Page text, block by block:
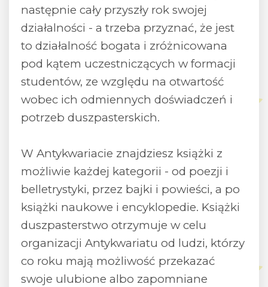
następnie cały przyszły rok swojej
działalności - a trzeba przyznać, że jest
to działalność bogata i zróżnicowana
pod kątem uczestniczących w formacji
studentów, ze względu na otwartość
wobec ich odmiennych doświadczeń i
potrzeb duszpasterskich.
W Antykwariacie znajdziesz książki z
możliwie każdej kategorii - od poezji i
belletrystyki, przez bajki i powieści, a po
książki naukowe i encyklopedie. Książki
duszpasterstwo otrzymuje w celu
organizacji Antykwariatu od ludzi, którzy
co roku mają możliwość przekazać
swoje ulubione albo zapomniane